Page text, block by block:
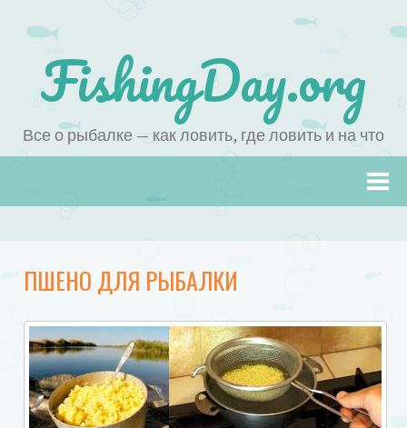
FishingDay.org
Все о рыбалке — как ловить, где ловить и на что
ПШЕНО ДЛЯ РЫБАЛКИ